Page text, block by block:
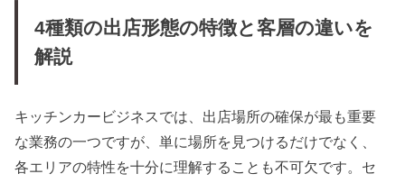
4種類の出店形態の特徴と客層の違いを
解説
キッチンカービジネスでは、出店場所の確保が最も重要
な業務の一つですが、単に場所を見つけるだけでなく、
各エリアの特性を十分に理解することも不可欠です。セ